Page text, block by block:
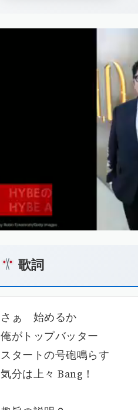
歌詞
さぁ 始めるか
俺がトップバッター
スタートの号砲鳴らす
気分は上々 Bang！